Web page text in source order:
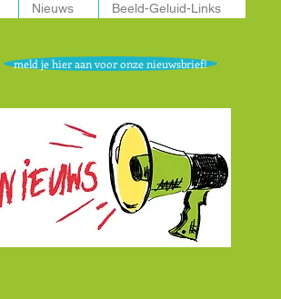
Nieuws Beeld-Geluid-Links
meld je hier aan voor onze nieuwsbrief!